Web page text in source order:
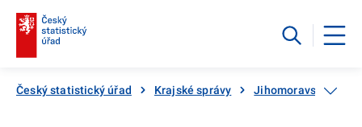
Český statistický úřad Krajské správy Jihomoravský kraj